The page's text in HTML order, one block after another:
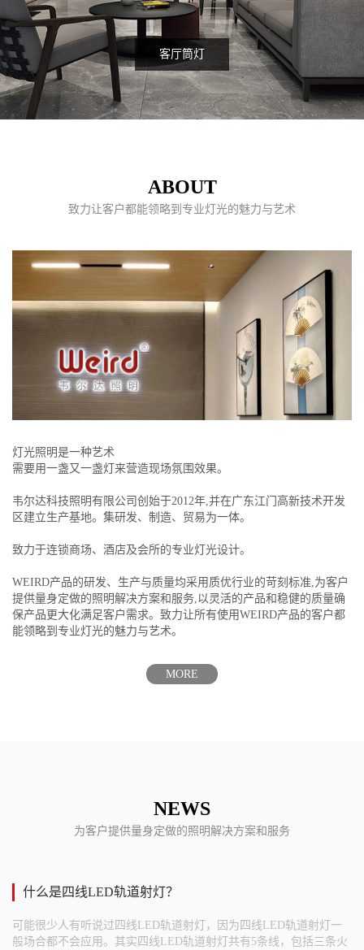
客厅筒灯
ABOUT
致力让客户都能领略到专业灯光的魅力与艺术
灯光照明是一种艺术
需要用一盏又一盏灯来营造现场氛围效果。
韦尔达科技照明有限公司创始于2012年,并在广东江门高新技术开发
区建立生产基地。集研发、制造、贸易为一体。
致力于连锁商场、酒店及会所的专业灯光设计。
WEIRD产品的研发、生产与质量均采用质优行业的苛刻标准,为客户
提供量身定做的照明解决方案和服务,以灵活的产品和稳健的质量确
保产品更大化满足客户需求。致力让所有使用WEIRD产品的客户都
能领略到专业灯光的魅力与艺术。
MORE
NEWS
为客户提供量身定做的照明解决方案和服务
什么是四线LED轨道射灯？
可能很少人有听说过四线LED轨道射灯，因为四线LED轨道射灯一
般场合都不会应用。其实四线LED轨道射灯共有5条线，包括三条火